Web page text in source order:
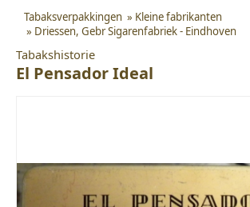
Tabaksverpakkingen » Kleine fabrikanten
» Driessen, Gebr Sigarenfabriek - Eindhoven
Tabakshistorie
El Pensador Ideal